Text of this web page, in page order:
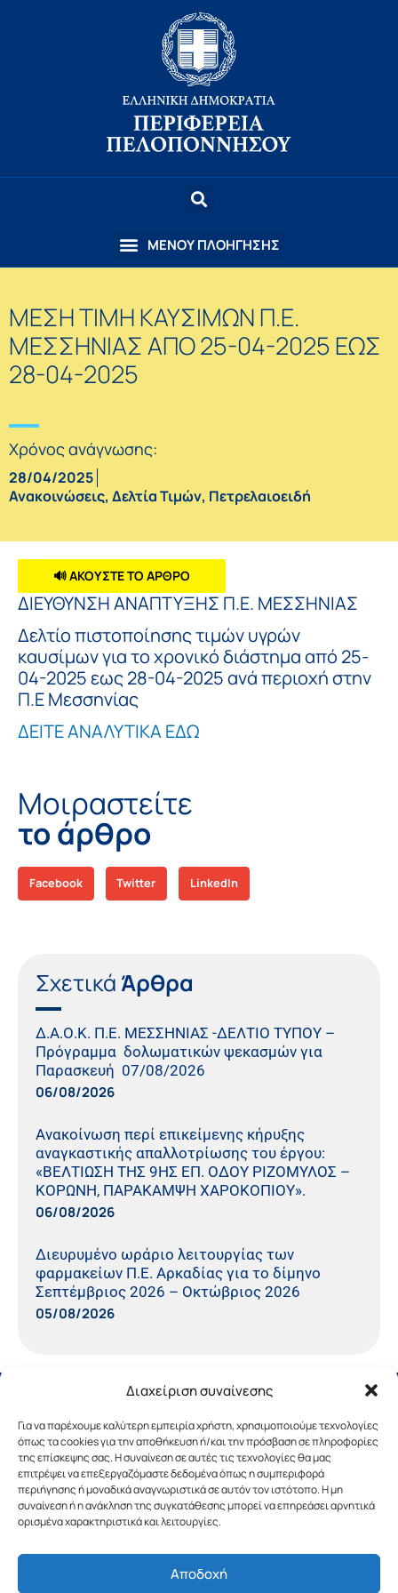
Διαχείριση συναίνεσης
Για να παρέχουμε καλύτερη εμπειρία χρήστη, χρησιμοποιούμε τεχνολογίες
όπως τα cookies για την αποθήκευση ή/και την πρόσβαση σε πληροφορίες
της επίσκεψης σας. Η συναίνεση σε αυτές τις τεχνολογίες θα μας
επιτρέψει να επεξεργαζόμαστε δεδομένα όπως η συμπεριφορά
περιήγησης ή μοναδικά αναγνωριστικά σε αυτόν τον ιστότοπο. Η μη
συναίνεση ή η ανάκληση της συγκατάθεσης μπορεί να επηρεάσει αρνητικά
ορισμένα χαρακτηριστικά και λειτουργίες.
Αποδοχή
ΜΕΣΗ ΤΙΜΗ ΚΑΥΣΙΜΩΝ Π.Ε.
ΜΕΣΣΗΝΙΑΣ ΑΠΟ 25-04-2025 ΕΩΣ
28-04-2025
Χρόνος ανάγνωσης:
28/04/2025
Ανακοινώσεις, Δελτία Τιμών, Πετρελαιοειδή
🔊 ΑΚΟΥΣΤΕ ΤΟ ΑΡΘΡΟ
ΔΙΕΥΘΥΝΣΗ ΑΝΑΠΤΥΞΗΣ Π.Ε. ΜΕΣΣΗΝΙΑΣ
Δελτίο πιστοποίησης τιμών υγρών
καυσίμων για το χρονικό διάστημα από 25-
04-2025 εως 28-04-2025 ανά περιοχή στην
Π.Ε Μεσσηνίας
ΔΕΙΤΕ ΑΝΑΛΥΤΙΚΑ ΕΔΩ
Μοιραστείτε
το άρθρο
Facebook Twitter LinkedIn
Σχετικά Άρθρα
Δ.Α.Ο.Κ. Π.Ε. ΜΕΣΣΗΝΙΑΣ -ΔΕΛΤΙΟ ΤΥΠΟΥ –
Πρόγραμμα δολωματικών ψεκασμών για
Παρασκευή 07/08/2026
06/08/2026
Ανακοίνωση περί επικείμενης κήρυξης
αναγκαστικής απαλλοτρίωσης του έργου:
«ΒΕΛΤΙΩΣΗ ΤΗΣ 9ΗΣ ΕΠ. ΟΔΟΥ ΡΙΖΟΜΥΛΟΣ –
ΚΟΡΩΝΗ, ΠΑΡΑΚΑΜΨΗ ΧΑΡΟΚΟΠΙΟΥ».
06/08/2026
Διευρυμένο ωράριο λειτουργίας των
φαρμακείων Π.Ε. Αρκαδίας για το δίμηνο
Σεπτέμβριος 2026 – Οκτώβριος 2026
05/08/2026